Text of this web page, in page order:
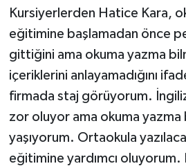
Kursiyerlerden Hatice Kara,
eğitimine başlamadan önce
gittiğini ama okuma yazma
içeriklerini anlayamadığını
firmada staj görüyorum.
zor oluyor ama okuma yazma
yaşıyorum. Ortaokula
eğitimine yardımcı oluyorum.